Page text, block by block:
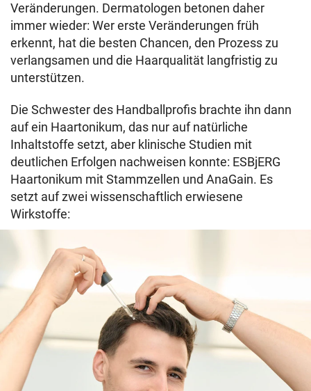
Veränderungen. Dermatologen betonen daher
immer wieder: Wer erste Veränderungen früh
erkennt, hat die besten Chancen, den Prozess zu
verlangsamen und die Haarqualität langfristig zu
unterstützen.
Die Schwester des Handballprofis brachte ihn dann
auf ein Haartonikum, das nur auf natürliche
Inhaltstoffe setzt, aber klinische Studien mit
deutlichen Erfolgen nachweisen konnte: ESBjERG
Haartonikum mit Stammzellen und AnaGain. Es
setzt auf zwei wissenschaftlich erwiesene
Wirkstoffe: